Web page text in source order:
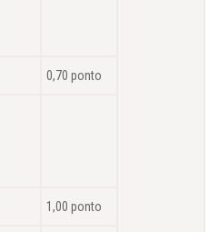
0,70 ponto
1,00 ponto